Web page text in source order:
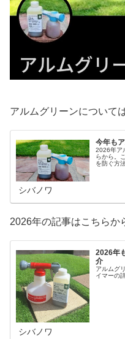
アルムグリーンについて
今年も
2026年ア
らから。
を防ぐ方
シバノワ
2026年の記事はこちらか
2026年
介
アルムグ
イマーの
シバノワ